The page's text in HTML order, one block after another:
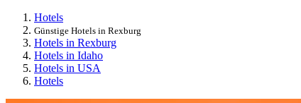
Hotels
Günstige Hotels in Rexburg
Hotels in Rexburg
Hotels in Idaho
Hotels in USA
Hotels